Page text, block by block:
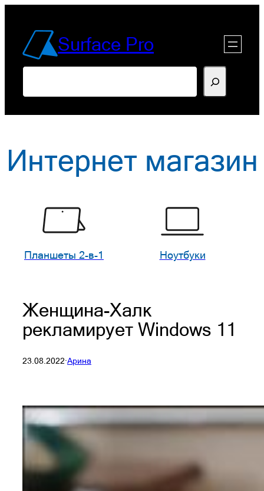
содержимомуSurface Pro
Интернет магазин
Планшеты 2-в-1 Ноутбуки
Женщина-Халк
рекламирует Windows 11
23.08.2022·Арина